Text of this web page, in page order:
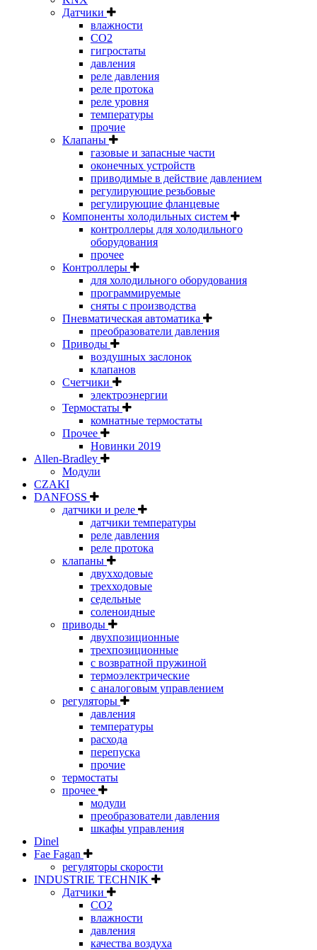
Датчики
влажности
CO2
гигростаты
давления
реле давления
реле протока
реле уровня
температуры
прочие
Клапаны
газовые и запасные части
оконечных устройств
приводимые в действие давлением
регулирующие резьбовые
регулирующие фланцевые
Компоненты холодильных систем
контроллеры для холодильного
оборудования
прочее
Контроллеры
для холодильного оборудования
программируемые
сняты с производства
Пневматическая автоматика
преобразователи давления
Приводы
воздушных заслонок
клапанов
Счетчики
электроэнергии
Термостаты
комнатные термостаты
Прочее
Новинки 2019
Allen-Bradley
Модули
CZAKI
DANFOSS
датчики и реле
датчики температуры
реле давления
реле протока
клапаны
двухходовые
трехходовые
седельные
соленоидные
приводы
двухпозиционные
трехпозиционные
с возвратной пружиной
термоэлектрические
с аналоговым управлением
регуляторы
давления
температуры
расхода
перепуска
прочие
термостаты
прочее
модули
преобразователи давления
шкафы управления
Dinel
Fae Fagan
регуляторы скорости
INDUSTRIE TECHNIK
Датчики
CO2
влажности
давления
качества воздуха